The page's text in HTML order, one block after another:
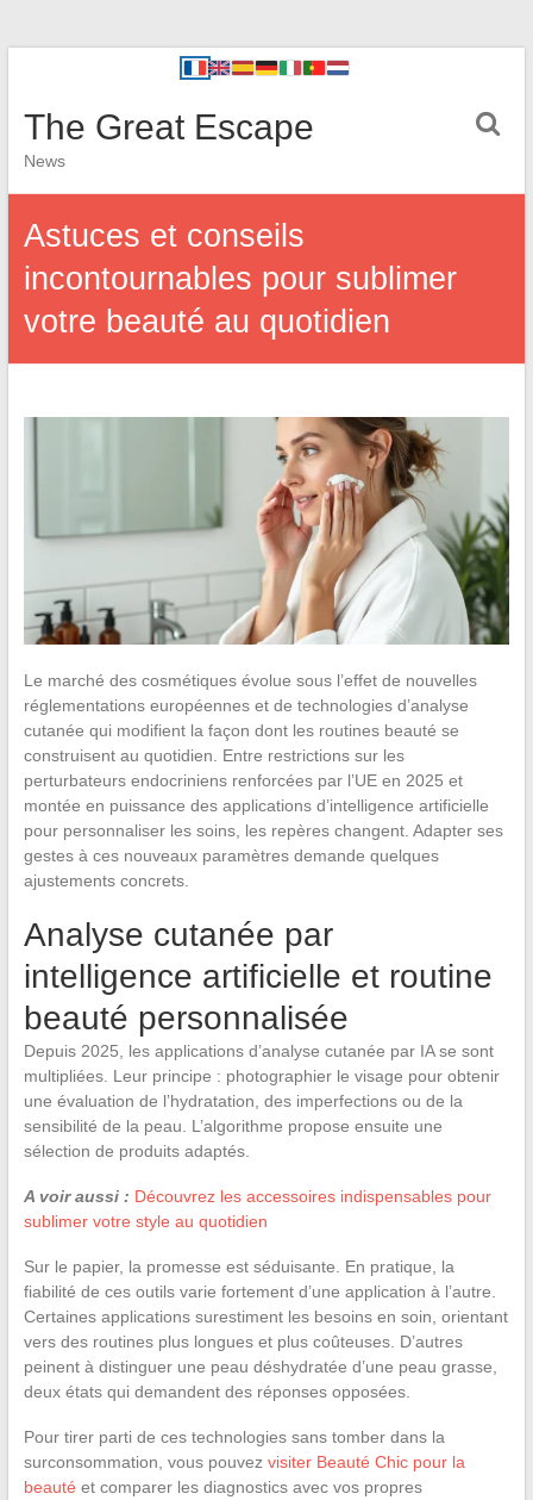
The Great Escape
News
Astuces et conseils
incontournables pour sublimer
votre beauté au quotidien
Le marché des cosmétiques évolue sous l’effet de nouvelles
réglementations européennes et de technologies d’analyse
cutanée qui modifient la façon dont les routines beauté se
construisent au quotidien. Entre restrictions sur les
perturbateurs endocriniens renforcées par l’UE en 2025 et
montée en puissance des applications d’intelligence artificielle
pour personnaliser les soins, les repères changent. Adapter ses
gestes à ces nouveaux paramètres demande quelques
ajustements concrets.
Analyse cutanée par
intelligence artificielle et routine
beauté personnalisée
Depuis 2025, les applications d’analyse cutanée par IA se sont
multipliées. Leur principe : photographier le visage pour obtenir
une évaluation de l’hydratation, des imperfections ou de la
sensibilité de la peau. L’algorithme propose ensuite une
sélection de produits adaptés.
A voir aussi : Découvrez les accessoires indispensables pour
sublimer votre style au quotidien
Sur le papier, la promesse est séduisante. En pratique, la
fiabilité de ces outils varie fortement d’une application à l’autre.
Certaines applications surestiment les besoins en soin, orientant
vers des routines plus longues et plus coûteuses. D’autres
peinent à distinguer une peau déshydratée d’une peau grasse,
deux états qui demandent des réponses opposées.
Pour tirer parti de ces technologies sans tomber dans la
surconsommation, vous pouvez visiter Beauté Chic pour la
beauté et comparer les diagnostics avec vos propres